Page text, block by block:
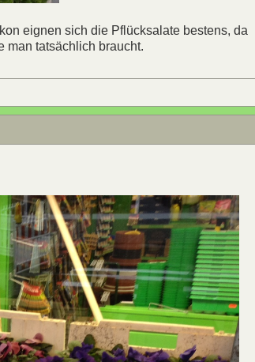
eignen sich die Pflücksalate bestens, da
man tatsächlich braucht.